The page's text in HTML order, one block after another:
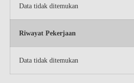
Data tidak ditemukan
Riwayat Pekerjaan
Data tidak ditemukan